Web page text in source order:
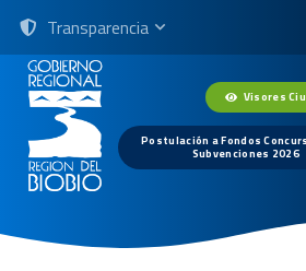
Transparencia
Visores
Postulación a Fondos
Subvenciones 2026